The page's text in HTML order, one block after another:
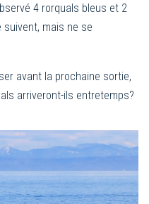
4 rorquals bleus et 2
mais ne se
avant la prochaine sortie,
arriveront-ils entretemps?